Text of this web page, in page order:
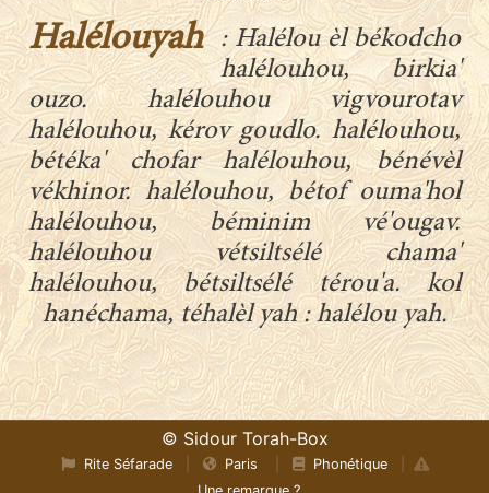
Halélouyah: Halélou èl békodcho
halélouhou, birkia'
ouzo. halélouhou vigvourotav
halélouhou, kérov goudlo. halélouhou,
bétéka' chofar halélouhou, bénévèl
vékhinor. halélouhou, bétof ouma'hol
halélouhou, béminim vé'ougav.
halélouhou vétsiltsélé chama'
halélouhou, bétsiltsélé térou'a. kol
hanéchama, téhalèl yah : halélou yah.
© Sidour Torah-Box
Rite Séfarade Paris Phonétique